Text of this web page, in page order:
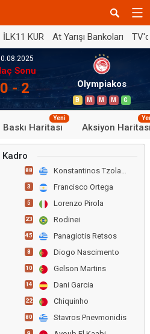
İLK11 KUR At Yarışı Bankoları
Sonu
0 - 2 Olympiakos
B M M M G
Baskı Haritası
Yeni
Aksiyon
Kadro
88 Konstantinos Tzolakis
3 Francisco Ortega
5 Lorenzo Pirola
23 Rodinei
45 Panagiotis Retsos
8 Diogo Nascimento
10 Gelson Martins
14 Dani Garcia
22 Chiquinho
80 Stavros Pnevmonidis